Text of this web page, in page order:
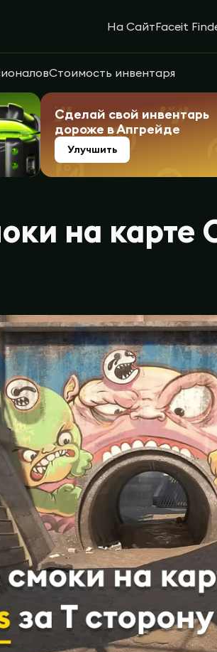
На СайтFaceit
Стоимость инвентаря
Сделай свой инвентарь
дороже в Апгрейде
Улучшить
на карте